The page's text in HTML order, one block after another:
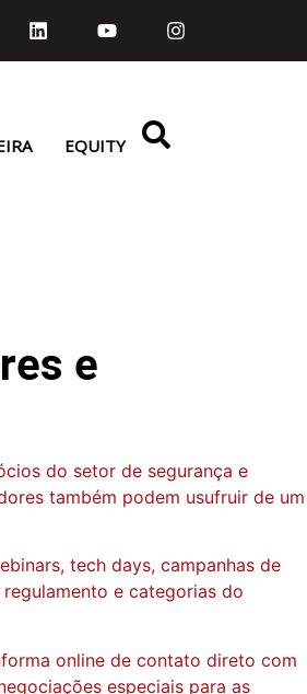
EQUITY
e
do setor de segurança e
também podem usufruir de um
tech days, campanhas de
e categorias do
online de contato direto com
especiais para as